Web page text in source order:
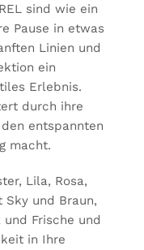
sind wie ein
Pause in etwas
Linien und
ein
Erlebnis.
durch ihre
entspannten
macht.
Lila, Rosa,
Sky und Braun,
und Frische und
in Ihre